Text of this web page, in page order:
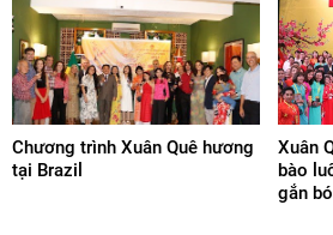
Chương trình Xuân Quê hương
tại Brazil
Xuân
bào
gắn